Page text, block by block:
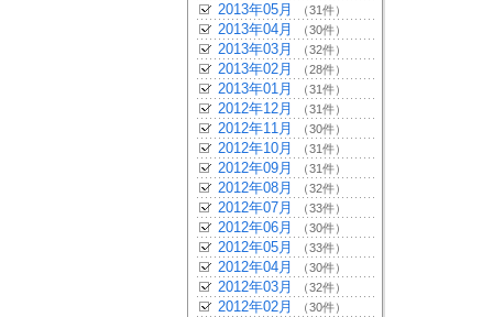
2013年05月 （31件）
2013年04月 （30件）
2013年03月 （32件）
2013年02月 （28件）
2013年01月 （31件）
2012年12月 （31件）
2012年11月 （30件）
2012年10月 （31件）
2012年09月 （31件）
2012年08月 （32件）
2012年07月 （33件）
2012年06月 （30件）
2012年05月 （33件）
2012年04月 （30件）
2012年03月 （32件）
2012年02月 （30件）